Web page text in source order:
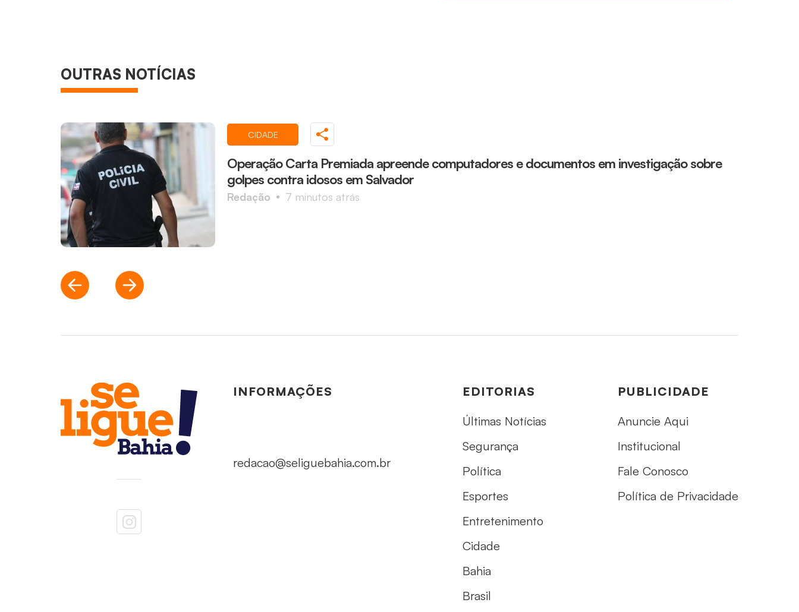
OUTRAS NOTÍCIAS
CIDADE
Operação Carta Premiada apreende computadores e documentos em investigação sobre
golpes contra idosos em Salvador
Redação 7 minutos atrás
INFORMAÇÕES
redacao@seliguebahia.com.br
EDITORIAS
Últimas Notícias
Segurança
Política
Esportes
Entretenimento
Cidade
Bahia
Brasil
PUBLICIDADE
Anuncie Aqui
Institucional
Fale Conosco
Política de Privacidade